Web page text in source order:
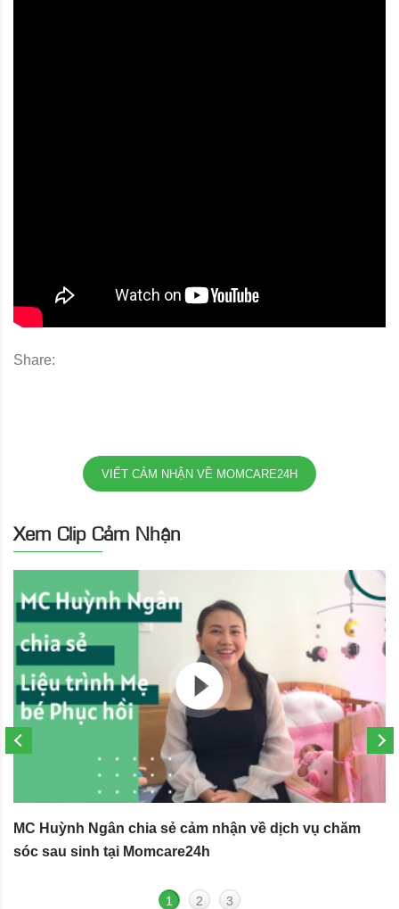
Share:
VIẾT CẢM NHẬN VỀ MOMCARE24H
Xem Clip Cảm Nhận
MC Huỳnh Ngân chia sẻ cảm nhận về dịch vụ chăm
sóc sau sinh tại Momcare24h
1 2 3